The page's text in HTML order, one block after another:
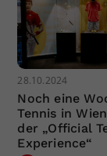
28.10.2024
Noch eine
Tennis in
der „Official
Experience“